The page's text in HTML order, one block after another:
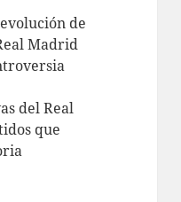
de
Madrid
del Real
que